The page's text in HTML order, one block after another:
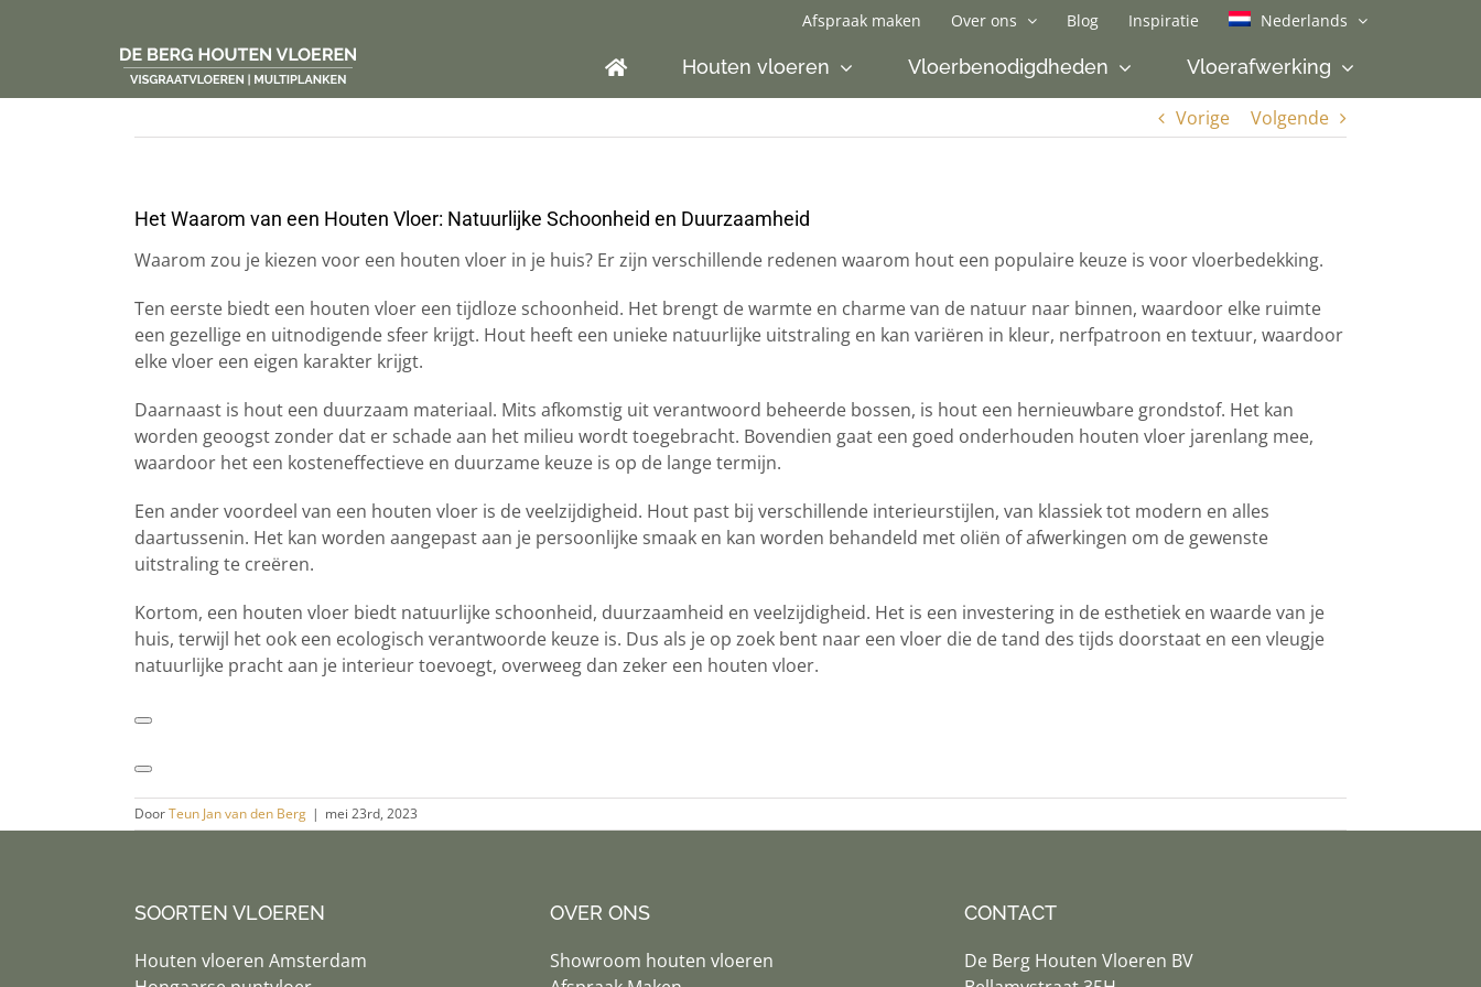
Afspraak maken Over ons Blog Inspiratie Nederlands
Houten vloeren Vloerbenodigdheden Vloerafwerking
Vorige Volgende
Het Waarom van een Houten Vloer: Natuurlijke Schoonheid en Duurzaamheid
Waarom zou je kiezen voor een houten vloer in je huis? Er zijn verschillende redenen waarom hout een populaire keuze is voor vloerbedekking.
Ten eerste biedt een houten vloer een tijdloze schoonheid. Het brengt de warmte en charme van de natuur naar binnen, waardoor elke ruimte
een gezellige en uitnodigende sfeer krijgt. Hout heeft een unieke natuurlijke uitstraling en kan variëren in kleur, nerfpatroon en textuur, waardoor
elke vloer een eigen karakter krijgt.
Daarnaast is hout een duurzaam materiaal. Mits afkomstig uit verantwoord beheerde bossen, is hout een hernieuwbare grondstof. Het kan
worden geoogst zonder dat er schade aan het milieu wordt toegebracht. Bovendien gaat een goed onderhouden houten vloer jarenlang mee,
waardoor het een kosteneffectieve en duurzame keuze is op de lange termijn.
Een ander voordeel van een houten vloer is de veelzijdigheid. Hout past bij verschillende interieurstijlen, van klassiek tot modern en alles
daartussenin. Het kan worden aangepast aan je persoonlijke smaak en kan worden behandeld met oliën of afwerkingen om de gewenste
uitstraling te creëren.
Kortom, een houten vloer biedt natuurlijke schoonheid, duurzaamheid en veelzijdigheid. Het is een investering in de esthetiek en waarde van je
huis, terwijl het ook een ecologisch verantwoorde keuze is. Dus als je op zoek bent naar een vloer die de tand des tijds doorstaat en een vleugje
natuurlijke pracht aan je interieur toevoegt, overweeg dan zeker een houten vloer.
DoorTeun Jan van den Berg | mei 23rd, 2023
SOORTEN VLOEREN
Houten vloeren Amsterdam
OVER ONS
Showroom houten vloeren
CONTACT
De Berg Houten Vloeren BV